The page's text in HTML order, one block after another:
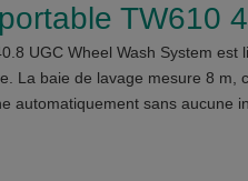
TW610
UGC Wheel Wash System
La baie de lavage mesure 8 m,
automatiquement sans aucune